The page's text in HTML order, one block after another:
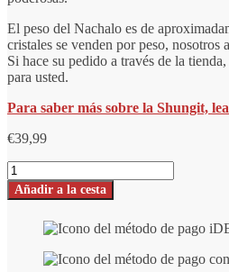
El peso del Nachalo es de
cristales se venden por peso,
Si hace su pedido a través de la
para usted.
Para saber más sobre la Shungit,
€39,99
Pieza
de
Shungite
número
Añadir a la cesta